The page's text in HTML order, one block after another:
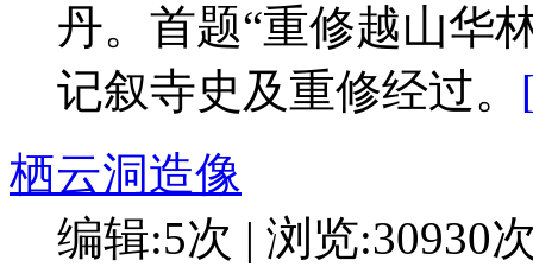
丹。首题“重修越山华
记叙寺史及重修经过。
栖云洞造像
编辑:5次 | 浏览:30930